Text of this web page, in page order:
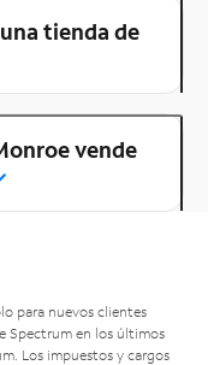
tienda de
vende
para nuevos clientes
Spectrum en los últimos
Los impuestos y cargos